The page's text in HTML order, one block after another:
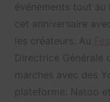
événements tout au
cet anniversaire
les créateurs. Au
Directrice Générale
marches avec des
plateforme: Natoo